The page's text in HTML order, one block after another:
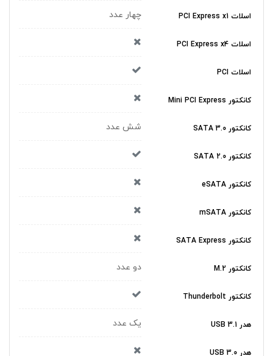
اسلات PCI Express x1 چهار عدد
اسلات PCI Express x4
اسلات PCI
کانکتور Mini PCI Express
کانکتور SATA 3.0 شش عدد
کانکتور SATA 2.0
کانکتور eSATA
کانکتور mSATA
کانکتور SATA Express
کانکتور M.2 دو عدد
کانکتور Thunderbolt
هدر USB 3.1 یک عدد
هدر USB 3.0